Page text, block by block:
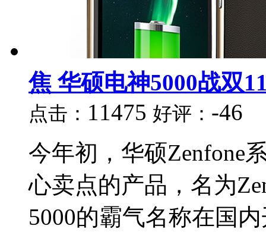
焦 华硕电神5000战双
点击： 11475 好评： -46
今年初，华硕Zenfone
心卖点的产品，名为
5000的霸气名称在国